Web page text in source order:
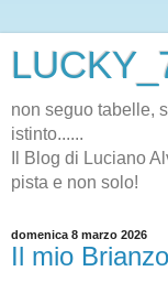
non seguo tabelle,
istinto......
Il Blog di Luciano
pista e non solo!
domenica 8 marzo 2026
Il mio